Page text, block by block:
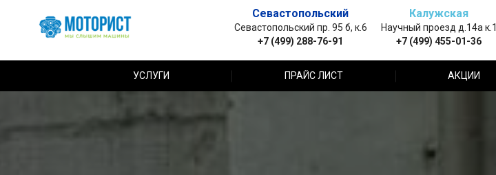
Севастопольский
Севастопольский пр. 95 б, к.6
+7 (499) 288-76-91
Калужская
Научный проезд д.14а к.1
+7 (499) 455-01-36
УСЛУГИ ПРАЙС ЛИСТ АКЦИИ